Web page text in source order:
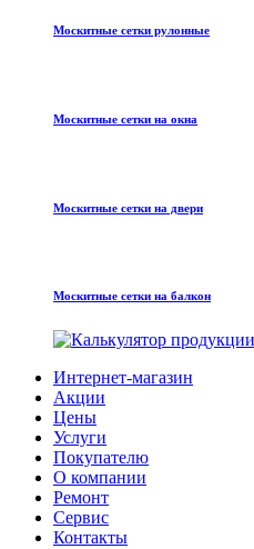
Москитные сетки рулонные
Москитные сетки на окна
Москитные сетки на двери
Москитные сетки на балкон
Интернет-магазин
Акции
Цены
Услуги
Покупателю
О компании
Ремонт
Сервис
Контакты